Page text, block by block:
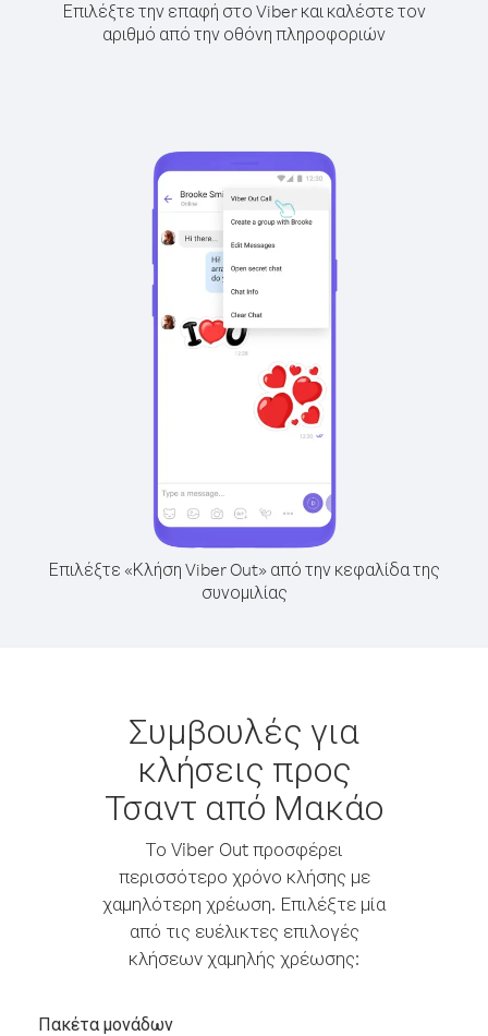
Επιλέξτε την επαφή στο Viber και καλέστε τον
αριθμό από την οθόνη πληροφοριών
Επιλέξτε «Κλήση Viber Out» από την κεφαλίδα της
συνομιλίας
Συμβουλές για
κλήσεις προς
Τσαντ από Μακάο
Το Viber Out προσφέρει
περισσότερο χρόνο κλήσης με
χαμηλότερη χρέωση. Επιλέξτε μία
από τις ευέλικτες επιλογές
κλήσεων χαμηλής χρέωσης:
Πακέτα μονάδων